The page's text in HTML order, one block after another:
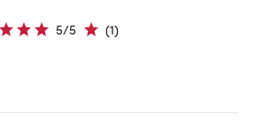
5/5 (1)